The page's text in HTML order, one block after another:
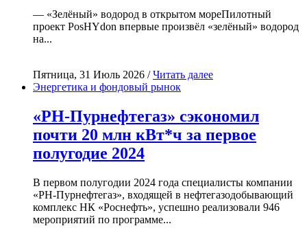
— «Зелёный» водород в открытом мореПилотный
проект PosHYdon впервые произвёл «зелёный» водород
на...
Пятница, 31 Июль 2026 /Читать далее
Энергетика и фондовый рынок
«РН-Пурнефтегаз» сэкономил
почти 20 млн кВт*ч за первое
полугодие 2024
В первом полугодии 2024 года специалисты компании
«РН-Пурнефтегаз», входящей в нефтегазодобывающий
комплекс НК «Роснефть», успешно реализовали 946
мероприятий по программе...